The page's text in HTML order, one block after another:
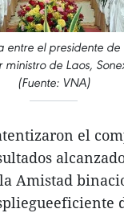
entre el presidente de
ministro de Laos,
(Fuente: VNA)
el
Amistad